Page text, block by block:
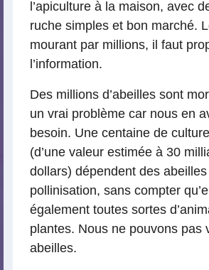
l’apiculture à la maison, avec
ruche simples et bon marché.
mourant par millions, il faut
l’information.
Des millions d’abeilles sont
un vrai problème car nous en
besoin. Une centaine de
(d’une valeur estimée à 30
dollars) dépendent des
pollinisation, sans compter
également toutes sortes
plantes. Nous ne pouvons pas
abeilles.